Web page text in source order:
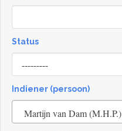
Status
[invalid
name]
Indiener (persoon)
Martijn van Dam (M.H.P.)